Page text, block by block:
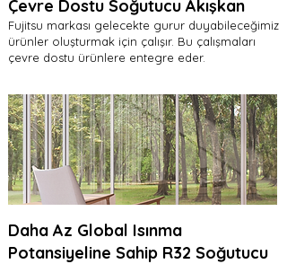
Çevre Dostu Soğutucu Akışkan
Fujitsu markası gelecekte gurur duyabileceğimiz
ürünler oluşturmak için çalışır. Bu çalışmaları
çevre dostu ürünlere entegre eder.
Daha Az Global Isınma
Potansiyeline Sahip R32 Soğutucu